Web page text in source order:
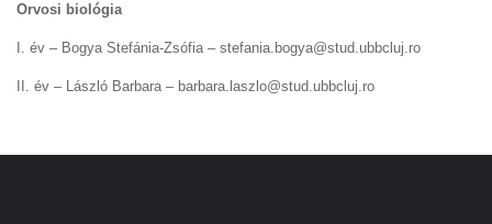
Orvosi biológia
I. év – Bogya Stefánia-Zsófia – stefania.bogya@stud.ubbcluj.ro
II. év – László Barbara – barbara.laszlo@stud.ubbcluj.ro